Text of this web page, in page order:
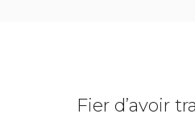
Fier d’avoir